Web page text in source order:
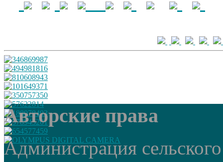
Авторские права
Администрация